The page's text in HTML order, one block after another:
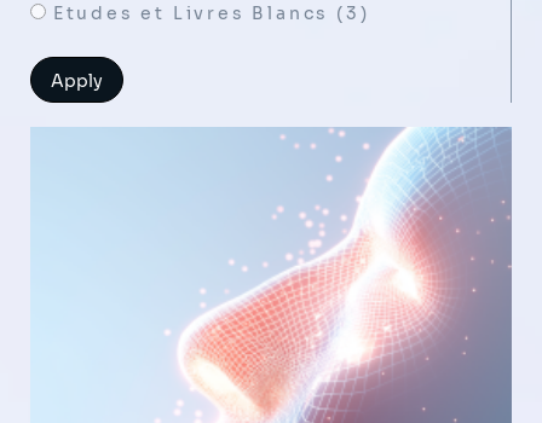
Etudes et Livres Blancs (3)